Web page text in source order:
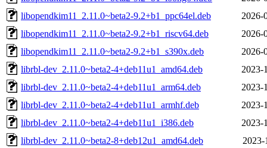
libopendkim11_2.11.0~beta2-9.2+b1_ppc64el.deb
2026-
libopendkim11_2.11.0~beta2-9.2+b1_riscv64.deb
2026-
libopendkim11_2.11.0~beta2-9.2+b1_s390x.deb
2026-
librbl-dev_2.11.0~beta2-4+deb11u1_amd64.deb
2023-
librbl-dev_2.11.0~beta2-4+deb11u1_arm64.deb
2023-
librbl-dev_2.11.0~beta2-4+deb11u1_armhf.deb
2023-
librbl-dev_2.11.0~beta2-4+deb11u1_i386.deb
2023-
librbl-dev_2.11.0~beta2-8+deb12u1_amd64.deb
2023-